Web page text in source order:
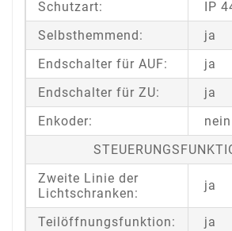
Schutzart:
IP
Selbsthemmend:
ja
Endschalter für AUF:
ja
Endschalter für ZU:
ja
Enkoder:
nein
Zweite Linie der
Lichtschranken:
ja
Teilöffnungsfunktion:
ja